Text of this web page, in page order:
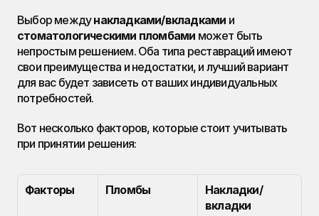
Выбор между накладками/вкладками и
стоматологическими пломбами может быть
непростым решением. Оба типа реставраций имеют
свои преимущества и недостатки, и лучший вариант
для вас будет зависеть от ваших индивидуальных
потребностей.
Вот несколько факторов, которые стоит учитывать
при принятии решения:
Факторы Пломбы
Накладки/
вкладки